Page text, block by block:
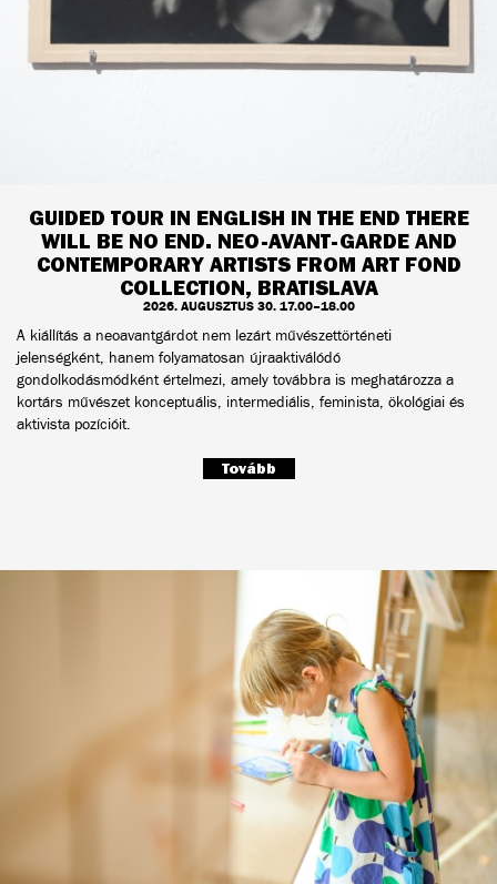
GUIDED TOUR IN ENGLISH IN THE END THERE
WILL BE NO END. NEO-AVANT-GARDE AND
CONTEMPORARY ARTISTS FROM ART FOND
COLLECTION, BRATISLAVA
2026. AUGUSZTUS 30. 17.00–18.00
A kiállítás a neoavantgárdot nem lezárt művészettörténeti
jelenségként, hanem folyamatosan újraaktiválódó
gondolkodásmódként értelmezi, amely továbbra is meghatározza a
kortárs művészet konceptuális, intermediális, feminista, ökológiai és
aktivista pozícióit.
Tovább